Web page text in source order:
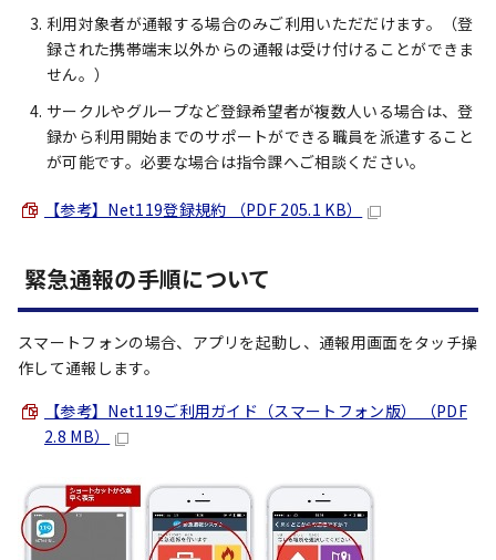
利用対象者が通報する場合のみご利用いただだけます。（登
録された携帯端末以外からの通報は受け付けることができま
せん。）
サークルやグループなど登録希望者が複数人いる場合は、登
録から利用開始までのサポートができる職員を派遣すること
が可能です。必要な場合は指令課へご相談ください。
【参考】Net119登録規約 （PDF 205.1 KB）
緊急通報の手順について
スマートフォンの場合、アプリを起動し、通報用画面をタッチ操
作して通報します。
【参考】Net119ご利用ガイド（スマートフォン版） （PDF
2.8 MB）